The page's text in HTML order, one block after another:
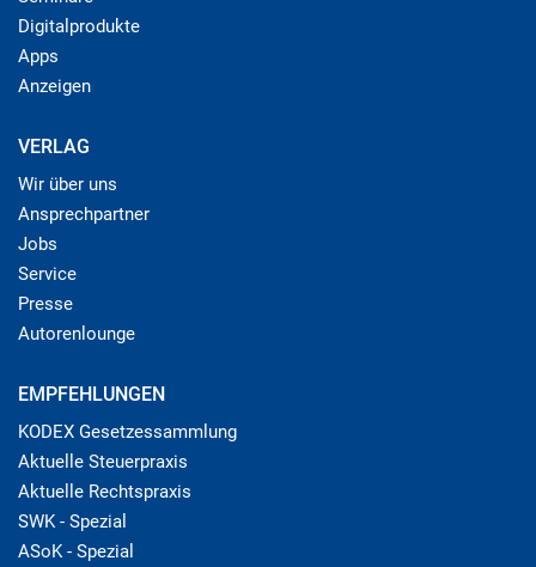
Digitalprodukte
Apps
Anzeigen
VERLAG
Wir über uns
Ansprechpartner
Jobs
Service
Presse
Autorenlounge
EMPFEHLUNGEN
KODEX Gesetzessammlung
Aktuelle Steuerpraxis
Aktuelle Rechtspraxis
SWK - Spezial
ASoK - Spezial